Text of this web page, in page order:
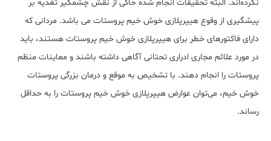
نکرده‌اند. البته تحقیقات انجام شده حاکی از نقش چشم‎گیر تغذیه بر
پیشگیری از وقوع هیپرپلازی خوش خیم پروستات می باشد. مردانی که
دارای فاکتور‌های خطر برای هیپرپلازی خوش خیم پروستات هستند، باید
در مورد علائم مجاری ادراری تحتانی آگاهی داشته باشند و معاینات منظم
پروستات را انجام دهند. با تشخیص به موقع و درمان بزرگی پروستات
خوش خیم، می‌توان عوارض هیپرپلازی خوش خیم پروستات را به حداقل
رساند.